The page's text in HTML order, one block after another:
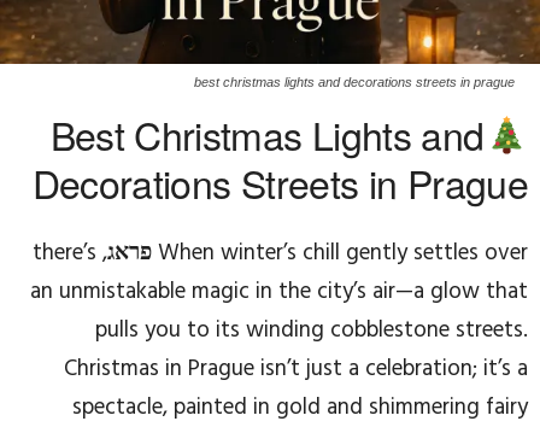
best christmas lights and decorations streets in prague
Best Christmas Lights and
Decorations Streets in Prague
When winter’s chill gently settles overפראג , there’s
an unmistakable magic in the city’s air—a glow that
pulls you to its winding cobblestone streets.
Christmas in Prague isn’t just a celebration; it’s a
spectacle, painted in gold and shimmering fairy